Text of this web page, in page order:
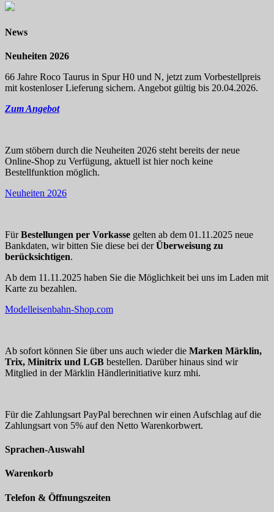
News
Neuheiten 2026
66 Jahre Roco Taurus in Spur H0 und N, jetzt zum Vorbestellpreis
mit kostenloser Lieferung sichern. Angebot gültig bis 20.04.2026.
Zum Angebot
Zum stöbern durch die Neuheiten 2026 steht bereits der neue
Online-Shop zu Verfügung, aktuell ist hier noch keine
Bestellfunktion möglich.
Neuheiten 2026
FürBestellungen per Vorkasse gelten ab dem 01.11.2025 neue
Bankdaten, wir bitten Sie diese bei derÜberweisung zu
berücksichtigen.
Ab dem 11.11.2025 haben Sie die Möglichkeit bei uns im Laden mit
Karte zu bezahlen.
Modelleisenbahn-Shop.com
Ab sofort können Sie über uns auch wieder die Marken Märklin,
Trix, Minitrix und LGB bestellen. Darüber hinaus sind wir
Mitglied in der Märklin Händlerinitiative kurz mhi.
Für die Zahlungsart PayPal berechnen wir einen Aufschlag auf die
Zahlungsart von 5% auf den Netto Warenkorbwert.
Sprachen-Auswahl
Warenkorb
Telefon & Öffnungszeiten